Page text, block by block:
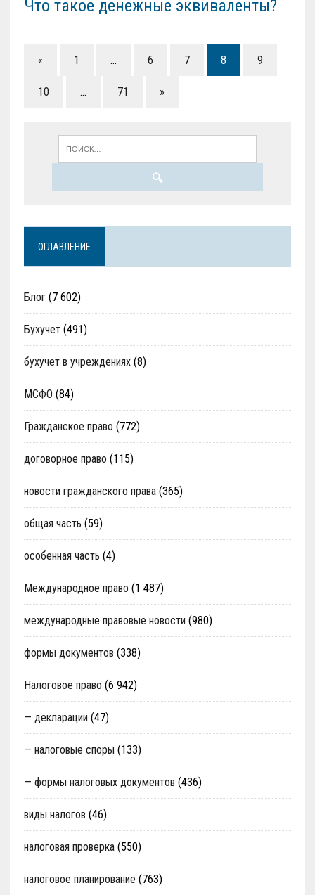
Что такое денежные эквиваленты?
« 1 … 6 7 8 9
10 … 71 »
ОГЛАВЛЕНИЕ
Блог(7 602)
Бухучет(491)
бухучет в учреждениях(8)
МСФО (84)
Гражданское право (772)
договорное право (115)
новости гражданского права(365)
общая часть (59)
особенная часть (4)
Международное право (1 487)
международные правовые новости (980)
формы документов (338)
Налоговое право (6 942)
— декларации (47)
— налоговые споры (133)
— формы налоговых документов (436)
виды налогов (46)
налоговая проверка(550)
налоговое планирование (763)